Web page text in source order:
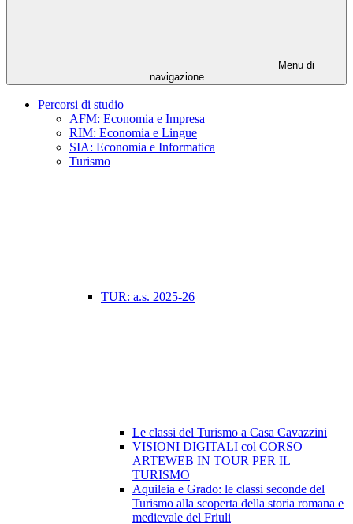
Menu di
navigazione
Percorsi di studio
AFM: Economia e Impresa
RIM: Economia e Lingue
SIA: Economia e Informatica
Turismo
TUR: a.s. 2025-26
Le classi del Turismo a Casa Cavazzini
VISIONI DIGITALI col CORSO
ARTEWEB IN TOUR PER IL
TURISMO
Aquileia e Grado: le classi seconde del
Turismo alla scoperta della storia romana e
medievale del Friuli